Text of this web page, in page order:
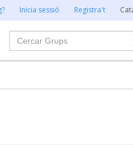
Inicia sessió Registra't
Cercar